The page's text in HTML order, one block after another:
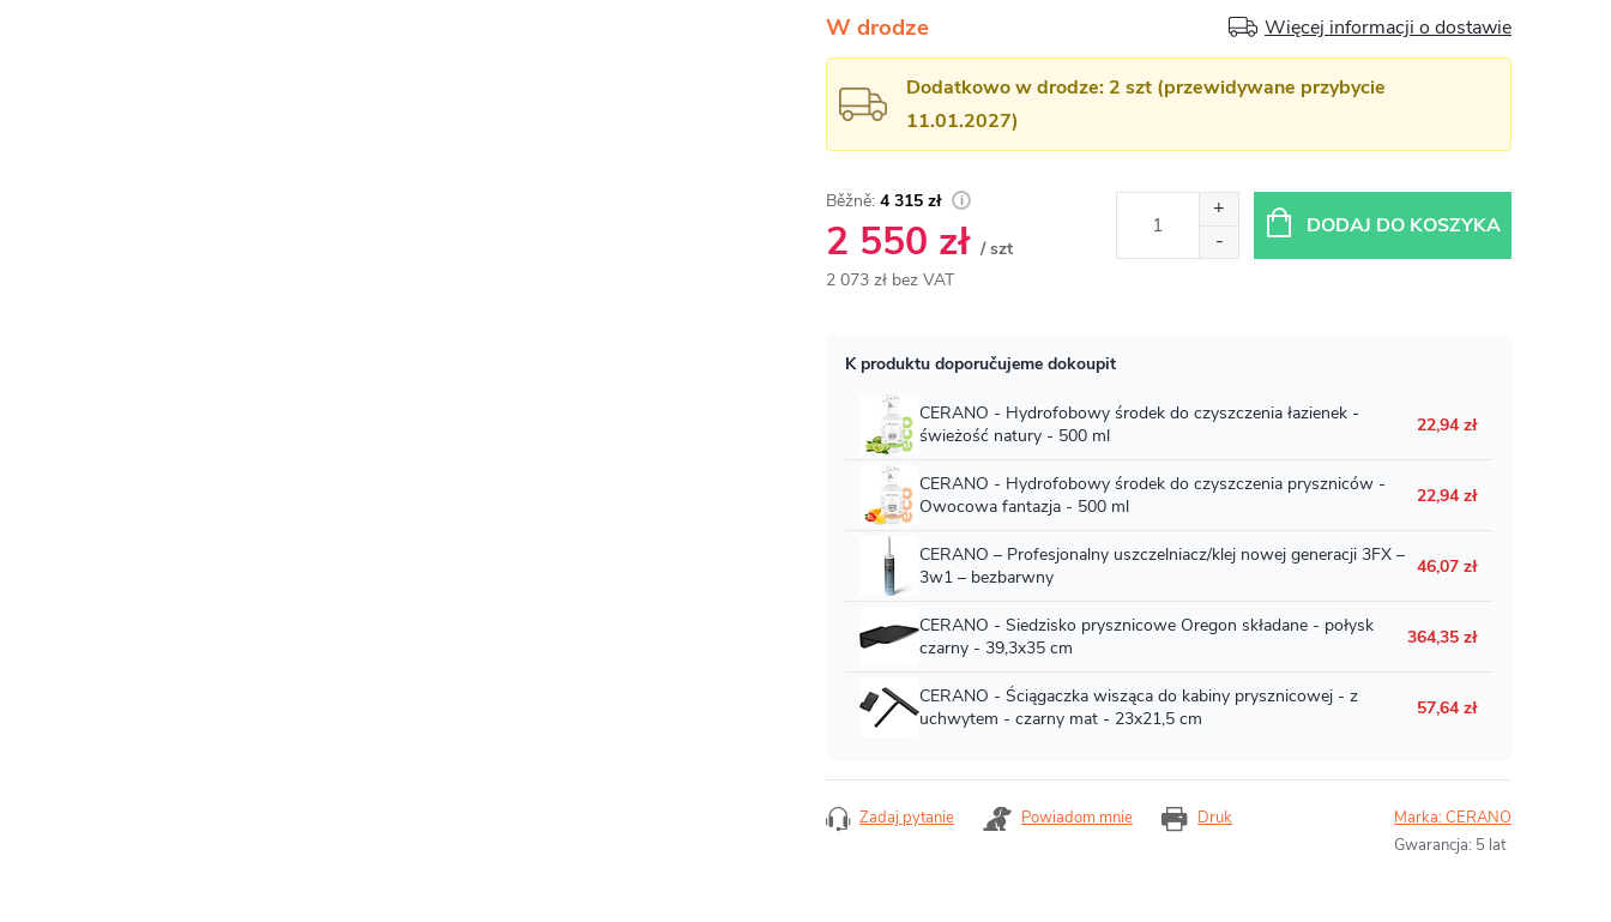
W drodze Więcej informacji o dostawie
Dodatkowo w drodze: 2 szt (przewidywane przybycie
11.01.2027)
4 315 zł
2 550 zł / szt
2 073 zł bez VAT
DODAJ DO KOSZYKA
Druk
Zadaj pytanie Powiadom mnie Marka:CERANO
Gwarancja: 5 lat